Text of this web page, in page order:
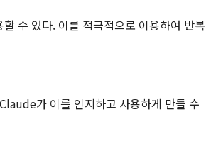
수 있다. 이를 적극적으로 이용하여 반복
가 이를 인지하고 사용하게 만들 수